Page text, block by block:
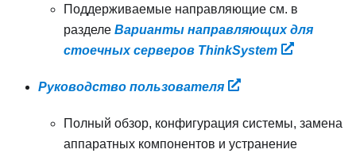
Поддерживаемые направляющие см. в
разделе Варианты направляющих для
стоечных серверов ThinkSystem
Руководство пользователя
Полный обзор, конфигурация системы, замена
аппаратных компонентов и устранение